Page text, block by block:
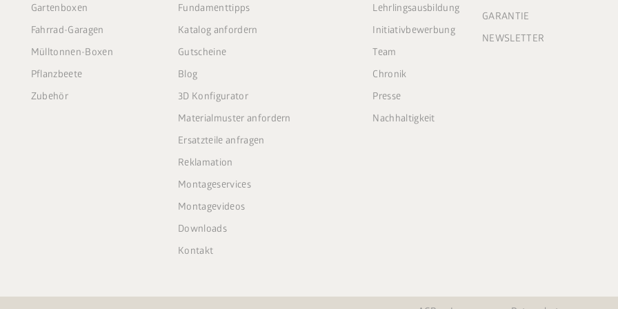
Gartenboxen
Fahrrad-Garagen
Mülltonnen-Boxen
Pflanzbeete
Zubehör
Fundamenttipps
Katalog anfordern
Gutscheine
Blog
3D Konfigurator
Materialmuster anfordern
Ersatzteile anfragen
Reklamation
Montageservices
Montagevideos
Downloads
Kontakt
Lehrlingsausbildung
Initiativbewerbung
Team
Chronik
Presse
Nachhaltigkeit
GARANTIE
NEWSLETTER